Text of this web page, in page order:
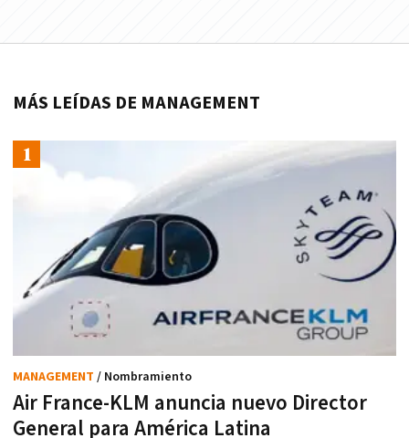
MÁS LEÍDAS DE MANAGEMENT
Air France-KLM anuncia nuevo Director
General para América Latina
MANAGEMENT / Nombramiento